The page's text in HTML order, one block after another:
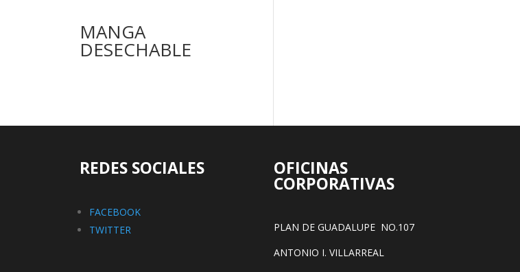
MANGA
DESECHABLE
REDES SOCIALES
FACEBOOK
TWITTER
OFICINAS
CORPORATIVAS
PLAN DE GUADALUPE NO.107
ANTONIO I. VILLARREAL